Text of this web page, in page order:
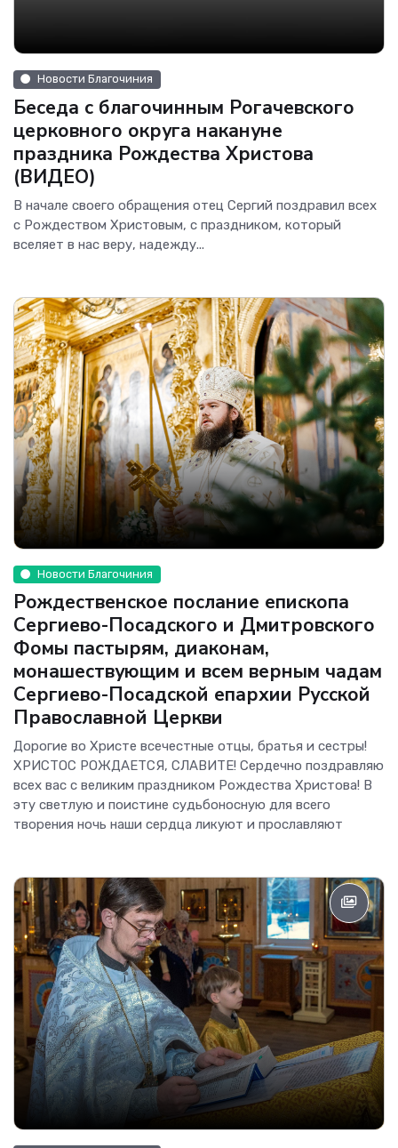
Новости Благочиния
Беседа с благочинным Рогачевского
церковного округа накануне
праздника Рождества Христова
(ВИДЕО)
В начале своего обращения отец Сергий поздравил всех
с Рождеством Христовым, с праздником, который
вселяет в нас веру, надежду...
Новости Благочиния
Рождественское послание епископа
Сергиево-Посадского и Дмитровского
Фомы пастырям, диаконам,
монашествующим и всем верным чадам
Сергиево-Посадской епархии Русской
Православной Церкви
Дорогие во Христе всечестные отцы, братья и сестры!
ХРИСТОС РОЖДАЕТСЯ, СЛАВИТЕ! Сердечно поздравляю
всех вас с великим праздником Рождества Христова! В
эту светлую и поистине судьбоносную для всего
творения ночь наши сердца ликуют и прославляют